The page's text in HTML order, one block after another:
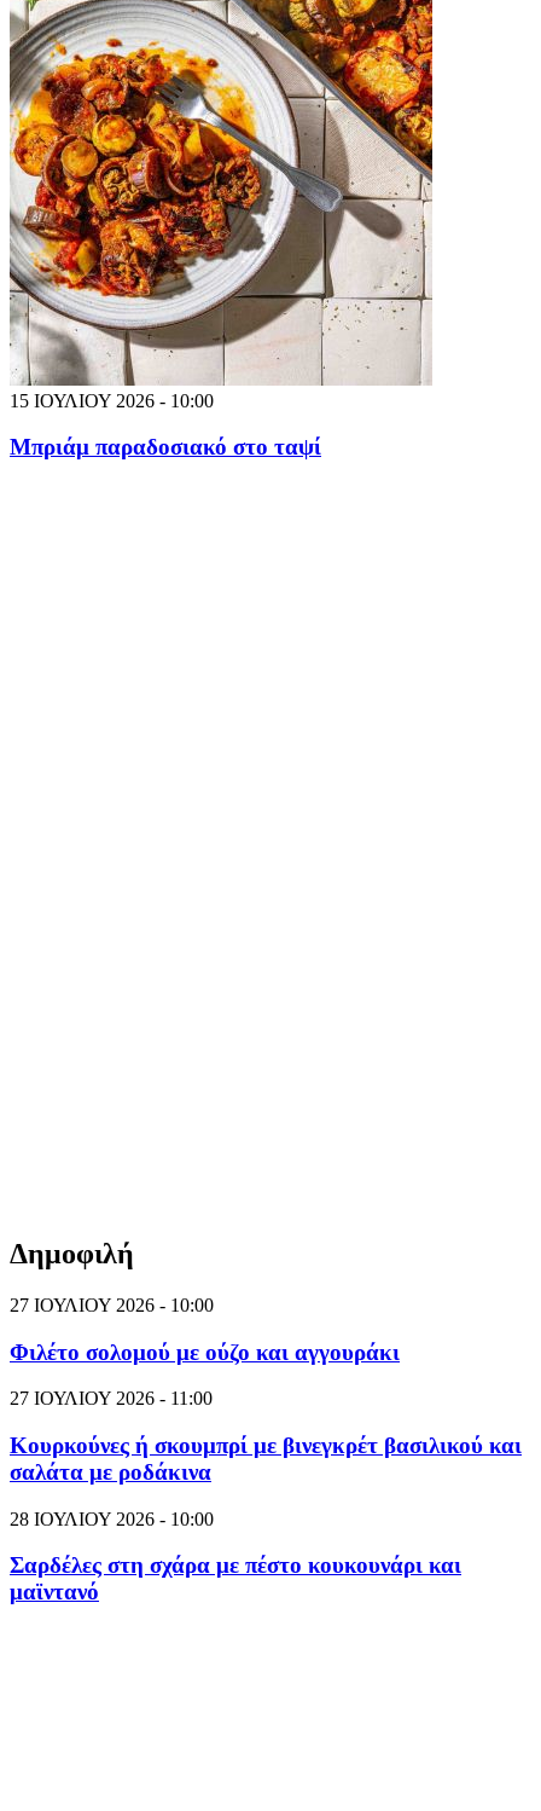
15 ΙΟΥΛΙΟΥ 2026 - 10:00
Μπριάμ παραδοσιακό στο ταψί
Δημοφιλή
27 ΙΟΥΛΙΟΥ 2026 - 10:00
Φιλέτο σολομού με ούζο και αγγουράκι
27 ΙΟΥΛΙΟΥ 2026 - 11:00
Κουρκούνες ή σκουμπρί με βινεγκρέτ βασιλικού και
σαλάτα με ροδάκινα
28 ΙΟΥΛΙΟΥ 2026 - 10:00
Σαρδέλες στη σχάρα με πέστο κουκουνάρι και
μαϊντανό